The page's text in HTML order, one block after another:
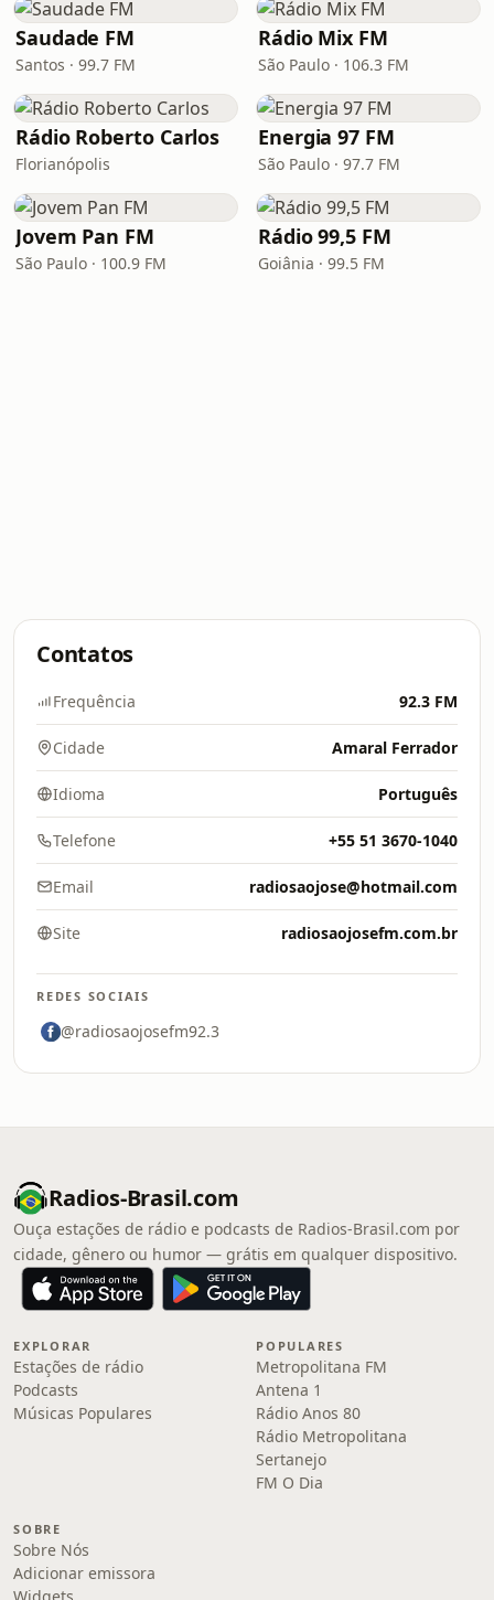
Saudade FM
Santos · 99.7 FM
Rádio Mix FM
São Paulo · 106.3 FM
Rádio Roberto Carlos
Florianópolis
Energia 97 FM
São Paulo · 97.7 FM
Jovem Pan FM
São Paulo · 100.9 FM
Rádio 99,5 FM
Goiânia · 99.5 FM
Contatos
Frequência 92.3 FM
Cidade Amaral Ferrador
Idioma Português
Telefone +55 51 3670-1040
Email radiosaojose@hotmail.com
Site radiosaojosefm.com.br
REDES SOCIAIS
@radiosaojosefm92.3
Radios-Brasil.com
Ouça estações de rádio e podcasts de Radios-Brasil.com por
cidade, gênero ou humor — grátis em qualquer dispositivo.
EXPLORAR
Estações de rádio
Podcasts
Músicas Populares
POPULARES
Metropolitana FM
Antena 1
Rádio Anos 80
Rádio Metropolitana
Sertanejo
FM O Dia
SOBRE
Sobre Nós
Adicionar emissora